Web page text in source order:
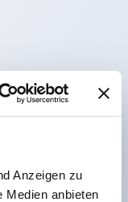
Anzeigen zu
Medien anbieten
eine 4-
der